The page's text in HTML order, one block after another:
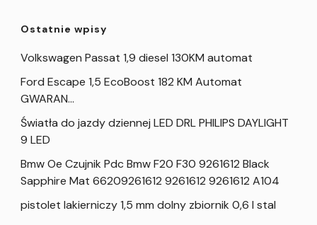
Ostatnie wpisy
Volkswagen Passat 1,9 diesel 130KM automat
Ford Escape 1,5 EcoBoost 182 KM Automat
GWARAN…
Światła do jazdy dziennej LED DRL PHILIPS DAYLIGHT
9 LED
Bmw Oe Czujnik Pdc Bmw F20 F30 9261612 Black
Sapphire Mat 66209261612 9261612 9261612 A104
pistolet lakierniczy 1,5 mm dolny zbiornik 0,6 l stal